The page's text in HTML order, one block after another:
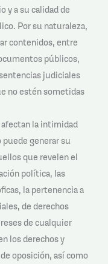
y a su calidad de
Por su naturaleza,
contenidos, entre
públicos,
judiciales
no estén sometidas
la intimidad
generar su
que revelen el
política, las
la pertenencia a
de derechos
de cualquier
los derechos y
oposición, así como